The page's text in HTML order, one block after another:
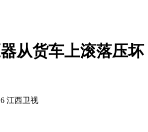
从货车上滚落压坏
江西卫视